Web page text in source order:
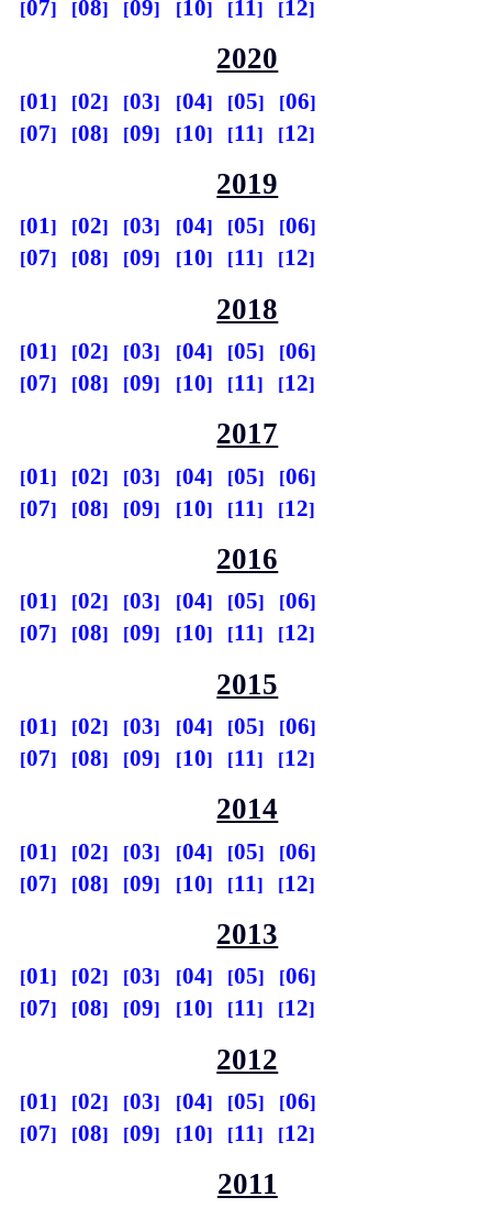
07 08 09 10 11 12
2020
01 02 03 04 05
06
07
08 09 10 11 12
2019
01 02 03 04 05
06
07
08 09 10 11 12
2018
01 02 03 04 05
06
07
08 09 10 11 12
2017
01 02 03 04 05
06
07
08 09 10 11 12
2016
01 02 03 04 05
06
07
08 09 10 11 12
2015
01 02 03 04 05
06
07
08 09 10 11 12
2014
01 02 03 04 05
06
07
08 09 10 11 12
2013
01 02 03 04 05
06
07
08 09 10 11 12
2012
01 02 03 04 05
06
07
08 09 10 11 12
2011